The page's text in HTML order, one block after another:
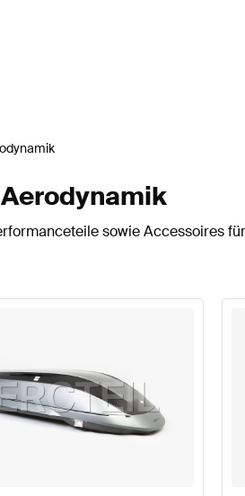
sowie Accessoires
A-Klasse W177 Modellpflege